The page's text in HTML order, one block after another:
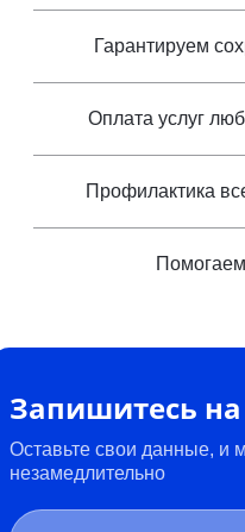
Гарантируем
Оплата услуг
Профилактика
Помогаем
Запишитесь
Оставьте свои данные, и
незамедлительно